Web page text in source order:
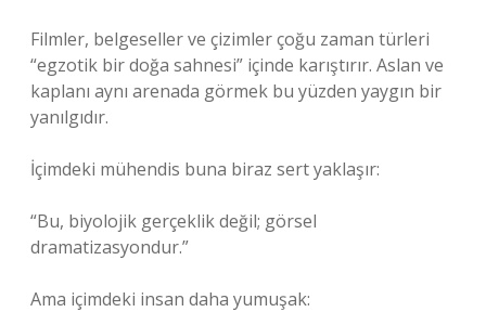
Filmler, belgeseller ve çizimler çoğu zaman türleri
“egzotik bir doğa sahnesi” içinde karıştırır. Aslan ve
kaplanı aynı arenada görmek bu yüzden yaygın bir
yanılgıdır.
İçimdeki mühendis buna biraz sert yaklaşır:
“Bu, biyolojik gerçeklik değil; görsel
dramatizasyondur.”
Ama içimdeki insan daha yumuşak: